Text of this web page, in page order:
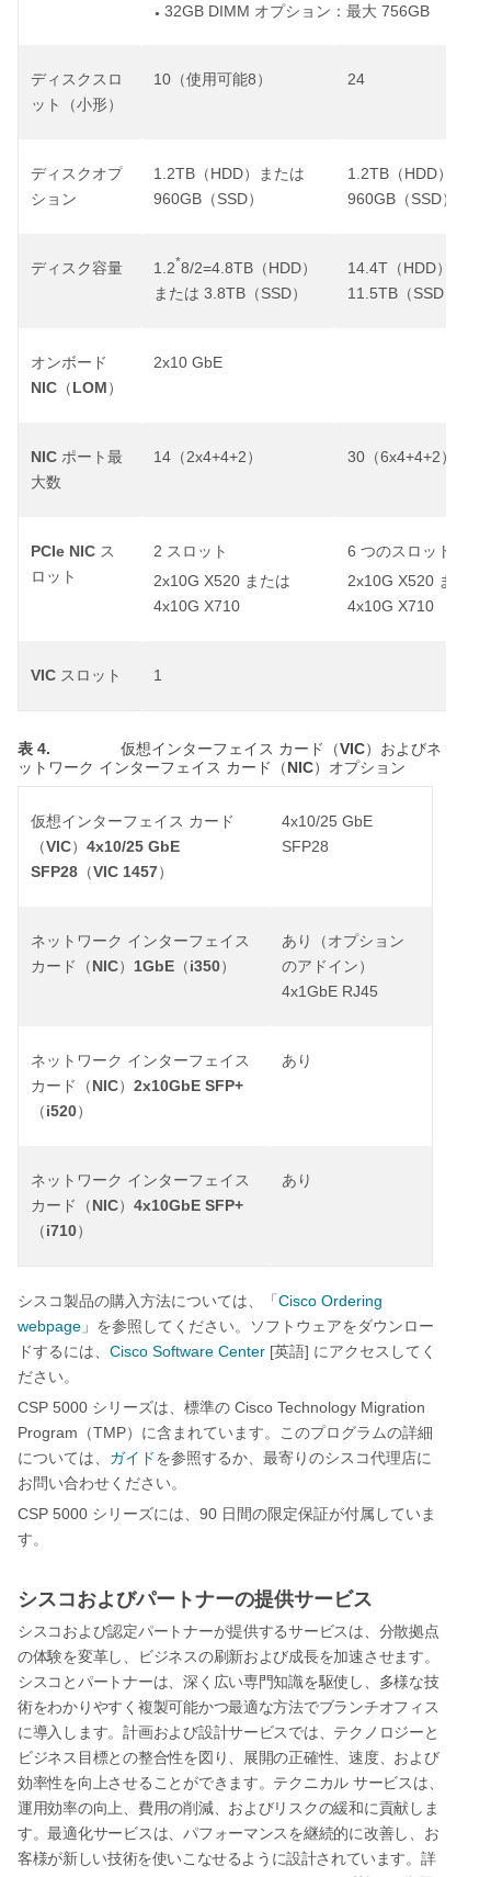
● 32GB DIMM オプション：最大 756GB
ディスクスロ
ット（小形）
10 （使用可能8 ） 24
ディスクオプ
ション
1.2TB （ HDD）または
960GB （ SSD）
1.2TB （ HDD）また
960GB （ SSD）
ディスク容量 1.2*8/2=4.8TB （ HDD）
または 3.8TB （ SSD）
14.4T （ HDD）また
11.5TB （ SSD
オンボード
NIC （ LOM ）
2x10 GbE
NIC ポート最
大数
14 （2x4+4+2 ） 30 （6x4+4+2 ）
PCIe NIC ス
ロット
2 スロット
2x10G X520 または
4x10G X710
6 つのスロット
2x10G X520 または
4x10G X710
VIC スロット 1
表 4. 仮想インターフェイス カード（VIC）およびネ
ットワーク インターフェイス カード（ NIC）オプション
仮想インターフェイス カード
（VIC） 4x10/25 GbE
SFP28 （VIC 1457）
4x10/25 GbE
SFP28
ネットワーク インターフェイス
カード（ NIC） 1GbE （ i350）
あり（オプション
のアドイン）
4x1GbE RJ45
ネットワーク インターフェイス
カード（ NIC） 2x10GbE SFP+
（ i520）
あり
ネットワーク インターフェイス
カード（ NIC） 4x10GbE SFP+
（ i710）
あり
シスコ製品の購入方法については、「 Cisco Ordering
webpage 」を参照してください。ソフトウェアをダウンロー
ドするには、 Cisco Software Center [英語] にアクセスしてく
ださい。
CSP 5000 シリーズは、標準の Cisco Technology Migration
Program （TMP）に含まれています。このプログラムの詳細
については、 ガイド を参照するか、最寄りのシスコ代理店に
お問い合わせください。
CSP 5000 シリーズには、 90 日間の限定保証が付属していま
す。
シスコおよびパートナーの提供サービス
シスコおよび認定パートナーが提供するサービスは、分散拠点
の体験を変革し、ビジネスの刷新および成長を加速させます。
シスコとパートナーは、深く広い専門知識を駆使し、多様な技
術をわかりやすく複製可能かつ最適な方法でブランチオフィス
に導入します。計画および設計サービスでは、テクノロジーと
ビジネス目標との整合性を図り、展開の正確性、速度、および
効率性を向上させることができます。テクニカル サービスは、
運用効率の向上、費用の削減、およびリスクの緩和に貢献しま
す。最適化サービスは、パフォーマンスを継続的に改善し、お
客様が新しい技術を使いこなせるように設計されています。詳